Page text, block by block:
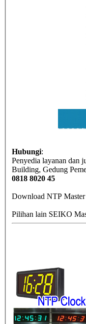
Hubungi:
Penyedia layanan dan
Building, Gedung
0818 8020 45
Download NTP
Pilihan lain SEIKO